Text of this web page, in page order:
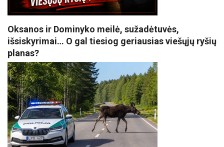
Oksanos ir Dominyko meilė, sužadėtuvės,
išsiskyrimai… O gal tiesiog geriausias viešųjų ryšių
planas?